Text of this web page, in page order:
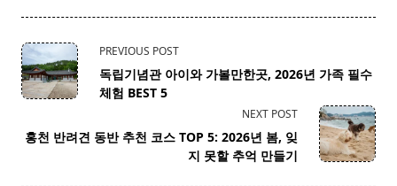
<span
class="nav-
subtitle
reader-
PREVIOUS POST
독립기념관 아이와 가볼만한곳, 2026년 가족 필수
체험 BEST 5
NEXT POST
홍천 반려견 동반 추천 코스 TOP 5: 2026년 봄, 잊
지 못할 추억 만들기